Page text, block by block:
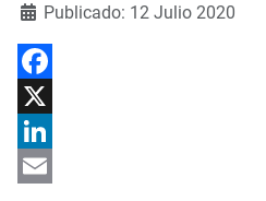
Detalles
Publicado: 12 Julio 2020
Facebook
X
LinkedIn